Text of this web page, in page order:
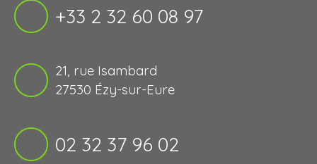
+33 2 32 60 08 97
21, rue Isambard
27530 Ézy-sur-Eure
02 32 37 96 02